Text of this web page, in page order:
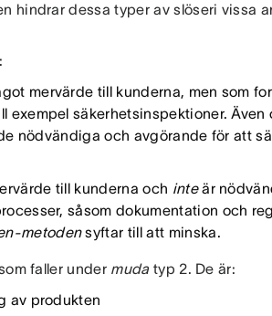
hindrar dessa typer av slöseri vissa
mervärde till kunderna, men som
exempel säkerhetsinspektioner.
nödvändiga och avgörande för att
till kunderna och inteär
såsom dokumentation och
metodensyftar till att minska.
faller under mudatyp 2. De är:
av produkten